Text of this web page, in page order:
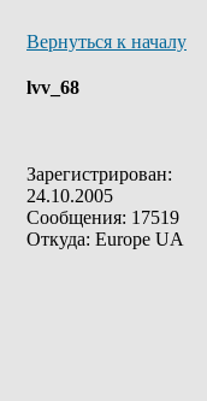
Вернуться к началу
lvv_68
Зарегистрирован:
24.10.2005
Сообщения: 17519
Откуда: Europe UA